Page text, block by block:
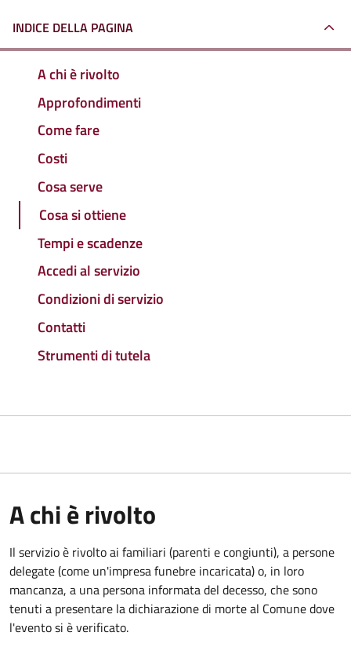
INDICE DELLA PAGINA
A chi è rivolto
Approfondimenti
Come fare
Costi
Cosa serve
Cosa si ottiene
Tempi e scadenze
Accedi al servizio
Condizioni di servizio
Contatti
Strumenti di tutela
A chi è rivolto
Il servizio è rivolto ai familiari (parenti e congiunti), a persone
delegate (come un'impresa funebre incaricata) o, in loro
mancanza, a una persona informata del decesso, che sono
tenuti a presentare la dichiarazione di morte al Comune dove
l'evento si è verificato.